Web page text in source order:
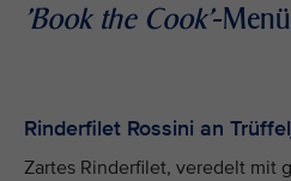
'Book the Cook'-
Rinderfilet Rossini an
Zartes Rinderfilet, veredelt mit